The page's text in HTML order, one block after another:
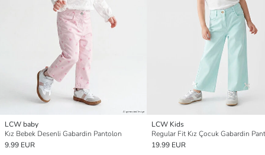
LCW baby
Kız Bebek Desenli Gabardin Pantolon
9.99 EUR
LCW Kids
Regular Fit Kız Çocuk Gabardin
19.99 EUR